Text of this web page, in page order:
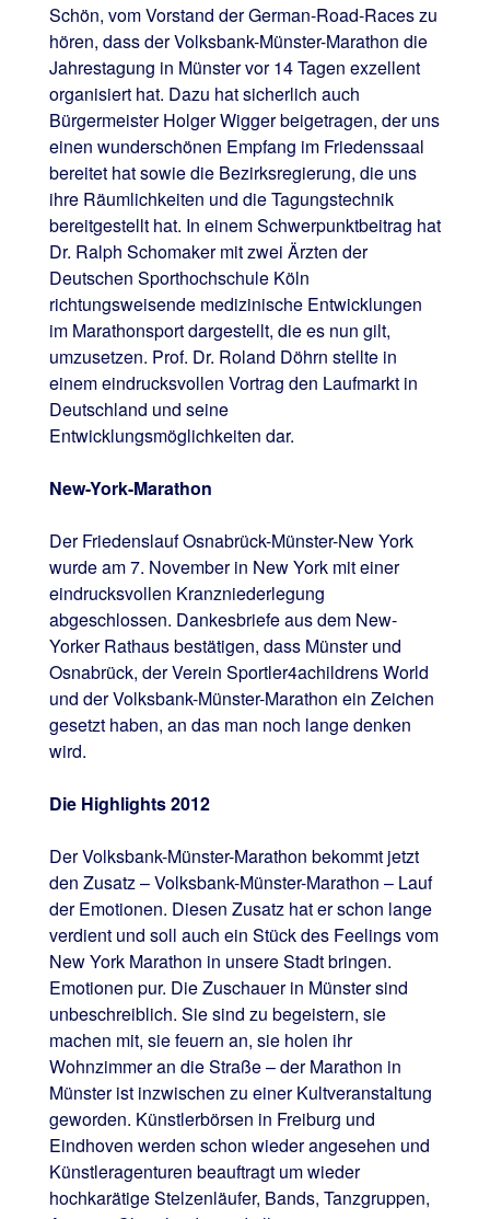
Schön, vom Vorstand der German-Road-Races zu
hören, dass der Volksbank-Münster-Marathon die
Jahrestagung in Münster vor 14 Tagen exzellent
organisiert hat. Dazu hat sicherlich auch
Bürgermeister Holger Wigger beigetragen, der uns
einen wunderschönen Empfang im Friedenssaal
bereitet hat sowie die Bezirksregierung, die uns
ihre Räumlichkeiten und die Tagungstechnik
bereitgestellt hat. In einem Schwerpunktbeitrag hat
Dr. Ralph Schomaker mit zwei Ärzten der
Deutschen Sporthochschule Köln
richtungsweisende medizinische Entwicklungen
im Marathonsport dargestellt, die es nun gilt,
umzusetzen. Prof. Dr. Roland Döhrn stellte in
einem eindrucksvollen Vortrag den Laufmarkt in
Deutschland und seine
Entwicklungsmöglichkeiten dar.
New-York-Marathon
Der Friedenslauf Osnabrück-Münster-New York
wurde am 7. November in New York mit einer
eindrucksvollen Kranzniederlegung
abgeschlossen. Dankesbriefe aus dem New-
Yorker Rathaus bestätigen, dass Münster und
Osnabrück, der Verein Sportler4achildrens World
und der Volksbank-Münster-Marathon ein Zeichen
gesetzt haben, an das man noch lange denken
wird.
Die Highlights 2012
Der Volksbank-Münster-Marathon bekommt jetzt
den Zusatz – Volksbank-Münster-Marathon – Lauf
der Emotionen. Diesen Zusatz hat er schon lange
verdient und soll auch ein Stück des Feelings vom
New York Marathon in unsere Stadt bringen.
Emotionen pur. Die Zuschauer in Münster sind
unbeschreiblich. Sie sind zu begeistern, sie
machen mit, sie feuern an, sie holen ihr
Wohnzimmer an die Straße – der Marathon in
Münster ist inzwischen zu einer Kultveranstaltung
geworden. Künstlerbörsen in Freiburg und
Eindhoven werden schon wieder angesehen und
Künstleragenturen beauftragt um wieder
hochkarätige Stelzenläufer, Bands, Tanzgruppen,